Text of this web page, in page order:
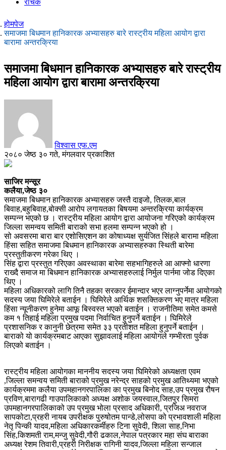
रोचक
होमपेज
समाजमा बिधमान हानिकारक अभ्यासहरु बारे रास्ट्रीय महिला आयोग द्वारा
बारामा अन्तरक्रिया
समाजमा बिधमान हानिकारक अभ्यासहरु बारे रास्ट्रीय
महिला आयोग द्वारा बारामा अन्तरक्रिया
विश्वास एफ.एम
२०८० जेष्ठ ३० गते, मंगलवार प्रकाशित
साजिर मन्सूर
कलैया,जेष्ठ ३०
समाजमा बिधमान हानिकारक अभ्यासहरु जस्तै दाइजो, तिलक,बाल
बिवाह,बहुबिवाह,बोक्सी आरोप लगायतका बिषयमा अन्तरक्रिया कार्यक्रम
सम्पन्न भएको छ । रास्ट्रीय महिला आयोग द्वारा आयोजना गरिएको कार्यक्रम
जिल्ला समन्वय समिती बाराको सभा हलमा सम्पन्न भएको हो ।
सो अवसरमा बारा बार एशोसिएशन का कोषाध्यक्ष सुर्यजित सिंहले बारामा महिला
हिंसा सहित समाजमा बिधमान हानिकारक अभ्यासहरुका स्थिती बारेमा
प्रस्तुतीकरण गरेका थिए ।
सिंह द्वारा प्रस्तुत गरिएका अवस्थाका बारेमा सहभागिहरुले आ आफ्नो धारणा
राख्दै समाज मा बिधमान हानिकारक अभ्यासहरुलाई निर्मुल पार्नमा जोड दिएका
थिए ।
महिला अधिकारको लागि तिनै तहका सरकार ईमान्दार भएर लाग्नुपर्नेमा आयोगको
सदस्य जया घिमिरेले बताईन । घिमिरेले आर्थिक शसक्तिकरण भए मात्र महिला
हिंसा न्यूनीकरण हुनेमा आफू बिस्वस्त भएको बताईन । राजनीतिमा समेत कमसे
कम १ तिहाई महिला प्रमुख पदमा निर्वाचित हुनुपर्ने बताईन । घिमिरेले
प्रशासनिक र कानुनी छेत्रमा समेत ३३ प्रतीशत महिला हुनुपर्ने बताईन ।
बाराको यो कार्यक्रमबाट आएका सुझावलाई महिला आयोगले गम्भीरता पुर्वक
लिएको बताईन ।
रास्ट्रीय महिला आयोगका माननीय सदस्य जया घिमिरेको अध्यक्षता एवम
,जिल्ला समन्वय समिती बाराको प्रमुख नरेन्द्र साहको प्रमुख आतिथ्यमा भएको
कार्यक्रममा कलैया उपमहानगरपालिका का प्रमुख बिनोद साह,उप प्रमुख रौषन
प्रविण,बारागढी गाउपालिकाको अध्यक्ष अशोक जयस्वाल,जितपुर सिमरा
उपमहानगरपालिकाको उप प्रमुख भोला प्रसाद अधिकारी, प्रजिअ नवराज
सापकोटा,प्रहरी नायब उपरीक्षक पुरुषोतम पान्डे,लोसपा को प्रभावशाली महिला
नेतृ पिन्की यादव,महिला अधिकारकर्मीहरु टिना सुवेदी, शिला साह,निभा
सिंह,किशमती राम,मन्जु सुवेदी,गौरी ढकाल,नेपाल पत्रकार महा संघ बाराका
अध्यक्ष रेशम तिवारी,प्रहरी निरीक्षक रागिनी यादव,जिल्ला महिला सन्जाल